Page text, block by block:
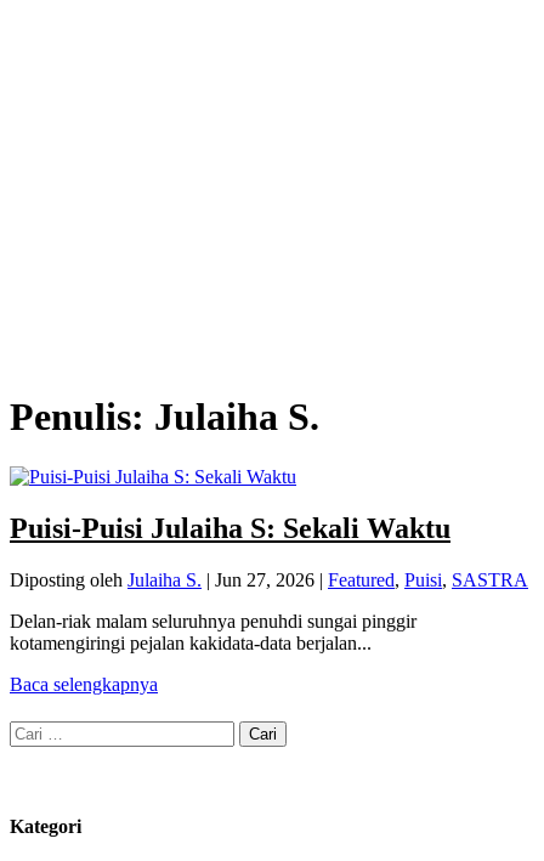
Penulis: Julaiha S.
Puisi-Puisi Julaiha S: Sekali Waktu
Diposting oleh Julaiha S. | Jun 27, 2026 | Featured, Puisi, SASTRA
Delan-riak malam seluruhnya penuhdi sungai pinggir
kotamengiringi pejalan kakidata-data berjalan...
Baca selengkapnya
Cari
untuk:
Kategori